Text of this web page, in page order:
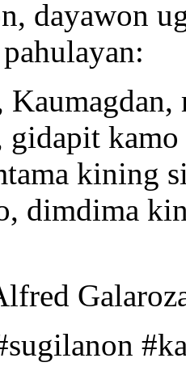
dayawon
gidapit
kining
dimdima